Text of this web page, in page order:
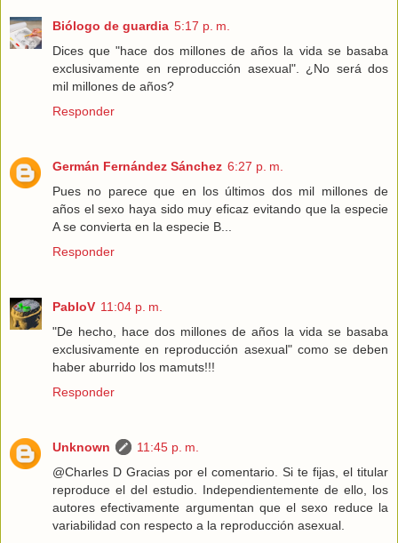
Biólogo de guardia 5:17 p. m.
Dices que "hace dos millones de años la vida se basaba
exclusivamente en reproducción asexual". ¿No será dos
mil millones de años?
Responder
Germán Fernández Sánchez 6:27 p. m.
Pues no parece que en los últimos dos mil millones de
años el sexo haya sido muy eficaz evitando que la especie
A se convierta en la especie B...
Responder
PabloV 11:04 p. m.
"De hecho, hace dos millones de años la vida se basaba
exclusivamente en reproducción asexual" como se deben
haber aburrido los mamuts!!!
Responder
Unknown
11:45 p. m.
@Charles D Gracias por el comentario. Si te fijas, el titular
reproduce el del estudio. Independientemente de ello, los
autores efectivamente argumentan que el sexo reduce la
variabilidad con respecto a la reproducción asexual.